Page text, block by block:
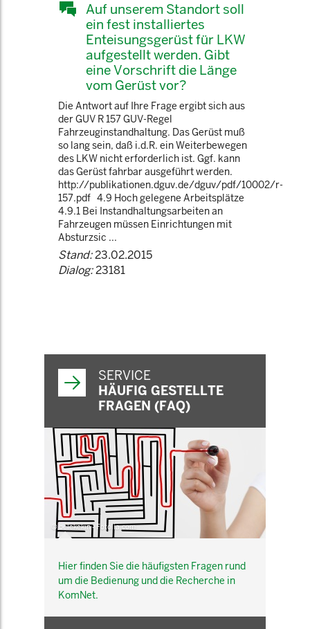
Auf unserem Standort soll
ein fest installiertes
Enteisungsgerüst für LKW
aufgestellt werden. Gibt
eine Vorschrift die Länge
vom Gerüst vor?
Die Antwort auf Ihre Frage ergibt sich aus
der GUV R 157 GUV-Regel
Fahrzeuginstandhaltung. Das Gerüst muß
so lang sein, daß i.d.R. ein Weiterbewegen
des LKW nicht erforderlich ist. Ggf. kann
das Gerüst fahrbar ausgeführt werden.
http://publikationen.dguv.de/dguv/pdf/10002/r-
157.pdf 4.9 Hoch gelegene Arbeitsplätze
4.9.1 Bei Instandhaltungsarbeiten an
Fahrzeugen müssen Einrichtungen mit
Absturzsic ...
Stand:23.02.2015
Dialog:23181
SERVICE
HÄUFIG GESTELLTE
FRAGEN (FAQ)
© belekekin - Fotolia.com
Hier finden Sie die häufigsten Fragen rund
um die Bedienung und die Recherche in
KomNet.